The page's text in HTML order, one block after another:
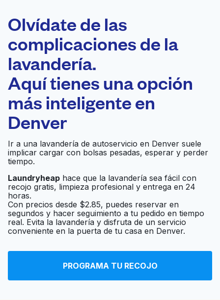
Laundryheap.com
Programa tu recogida
0 min
Recojo y entrega
casa
Abierto 24/7
Journal
Ir al sitio web
The Spot Bouldering
Gym
Ir al sitio web
Dependable Cleaners Ir al sitio web
17th Ave Cleaners Ir al sitio web
Olvídate de las
complicaciones de la
lavandería.
Aquí tienes una opción
más inteligente en
Denver
Ir a una lavandería de autoservicio en Denver suele
implicar cargar con bolsas pesadas, esperar y perder
tiempo.
Laundryheap hace que la lavandería sea fácil con
recojo gratis, limpieza profesional y entrega en 24
horas.
Con precios desde $2.85, puedes reservar en
segundos y hacer seguimiento a tu pedido en tiempo
real. Evita la lavandería y disfruta de un servicio
conveniente en la puerta de tu casa en Denver.
PROGRAMA TU RECOJO